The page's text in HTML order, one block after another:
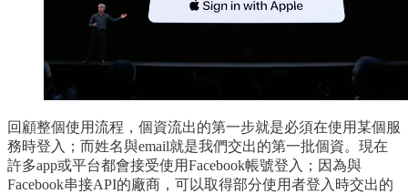
回顧整個使用流程，個資流出的第一步就是必須在使用某個服
務時登入；而姓名與email就是我們交出的第一批個資。現在
許多app或平台都會接受使用Facebook帳號登入；因為與
Facebook串接API的廠商，可以取得部分使用者登入時交出的